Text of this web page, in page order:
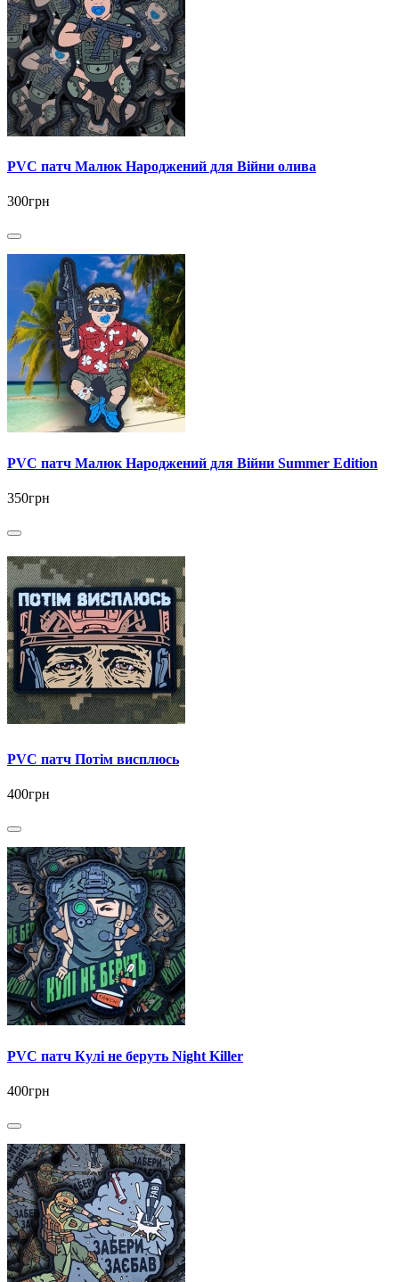
PVC патч Малюк Народжений для Війни олива
300грн
PVC патч Малюк Народжений для Війни Summer Edition
350грн
PVC патч Потім висплюсь
400грн
PVC патч Кулі не беруть Night Killer
400грн